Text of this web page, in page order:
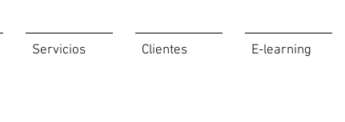
Servicios Clientes E-learning